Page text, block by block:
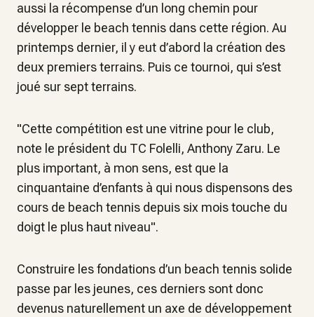
aussi la récompense d’un long chemin pour
développer le beach tennis dans cette région. Au
printemps dernier, il y eut d’abord la création des
deux premiers terrains. Puis ce tournoi, qui s’est
joué sur sept terrains.
"Cette compétition est une vitrine pour le club,
note le président du TC Folelli, Anthony Zaru. Le
plus important, à mon sens, est que la
cinquantaine d’enfants à qui nous dispensons des
cours de beach tennis depuis six mois touche du
doigt le plus haut niveau".
Construire les fondations d’un beach tennis solide
passe par les jeunes, ces derniers sont donc
devenus naturellement un axe de développement